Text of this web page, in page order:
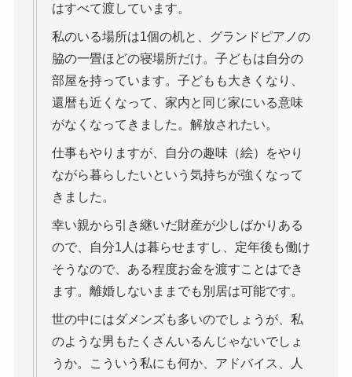
はすべて渡しています。
私のいる場所は1個の机と、グランドピアノの
脇の一畳ほどの寝場所だけ。子どもは自分の
部屋を持っています。子どもも大きくなり、
還暦も近くなって、家内と同じ家にいる意味
がなくなってきました。解放されたい。
仕事もやりますが、自分の趣味（絵）をやり
ながら暮らしたいという気持ちが強くなって
きました。
幸い親から引き継いだ財産が少しばかりある
ので、自分1人は暮らせますし、定年後も働け
そうなので、ある程度お金を渡すことはでき
ます。離婚しないままでも別居は可能です。
世の中にはダメンズも多いのでしょうが、私
のような男もたくさんいるんじゃないでしょ
うか。こういう私にも何か、アドバイス、人